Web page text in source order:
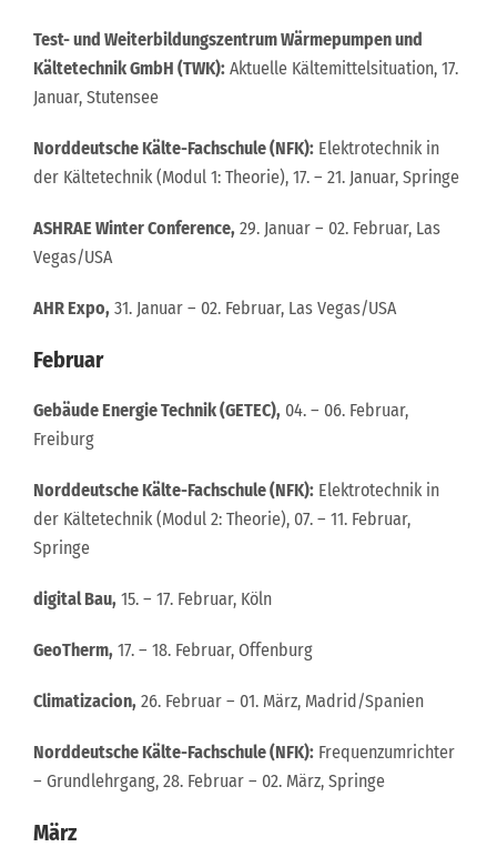
Test- und Weiterbildungszentrum Wärmepumpen und
Kältetechnik GmbH (TWK): Aktuelle Kältemittelsituation, 17.
Januar, Stutensee
Norddeutsche Kälte-Fachschule (NFK): Elektrotechnik in
der Kältetechnik (Modul 1: Theorie), 17. – 21. Januar, Springe
ASHRAE Winter Conference, 29. Januar – 02. Februar, Las
Vegas/USA
AHR Expo, 31. Januar – 02. Februar, Las Vegas/USA
Februar
Gebäude Energie Technik (GETEC), 04. – 06. Februar,
Freiburg
Norddeutsche Kälte-Fachschule (NFK): Elektrotechnik in
der Kältetechnik (Modul 2: Theorie), 07. – 11. Februar,
Springe
digital Bau, 15. – 17. Februar, Köln
GeoTherm, 17. – 18. Februar, Offenburg
Climatizacion, 26. Februar – 01. März, Madrid/Spanien
Norddeutsche Kälte-Fachschule (NFK): Frequenzumrichter
– Grundlehrgang, 28. Februar – 02. März, Springe
März